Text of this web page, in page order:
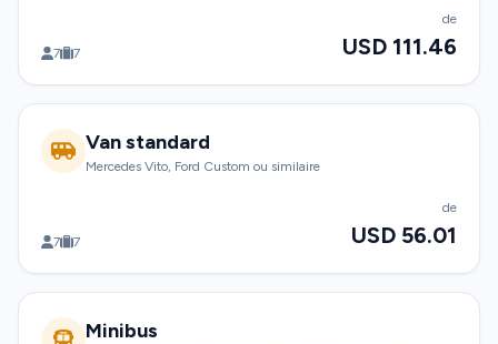
7 7
de
USD 111.46
Van standard
Mercedes Vito, Ford Custom ou similaire
7 7
de
USD 56.01
Minibus